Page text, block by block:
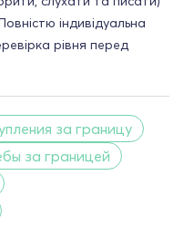
індивідуальна
рівня перед
за границу
за границей